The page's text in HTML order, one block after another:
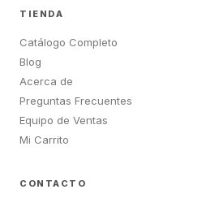
TIENDA
Catálogo Completo
Blog
Acerca de
Preguntas Frecuentes
Equipo de Ventas
Mi Carrito
CONTACTO